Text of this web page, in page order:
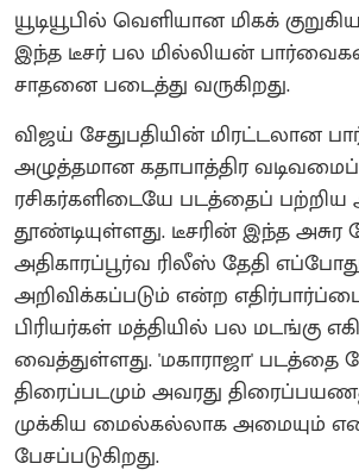
யூடியூபில் வெளியான மிகக்
இந்த டீசர் பல மில்லியன்
சாதனை படைத்து வருகிறது.
விஜய் சேதுபதியின் மிரட்டலான
அழுத்தமான கதாபாத்திர
ரசிகர்களிடையே படத்தைப்
தூண்டியுள்ளது. டீசரின் இந்த
அதிகாரப்பூர்வ ரிலீஸ் தேதி
அறிவிக்கப்படும் என்ற
பிரியர்கள் மத்தியில் பல மடங்கு
வைத்துள்ளது. 'மகாராஜா'
திரைப்படமும் அவரது
முக்கிய மைல்கல்லாக அமையும்
பேசப்படுகிறது.